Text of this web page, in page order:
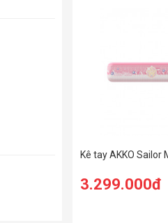
Kê tay AKKO Sailor
3.299.000đ